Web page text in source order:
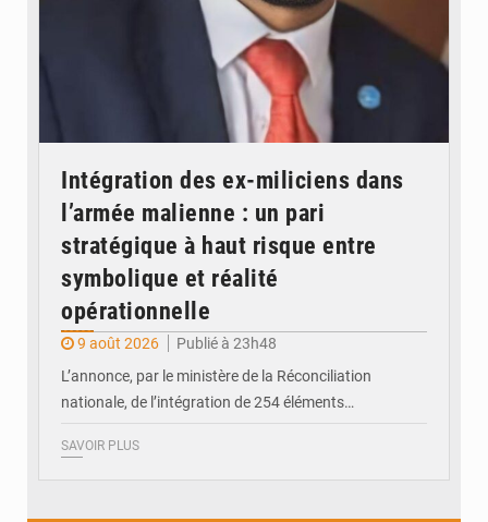
Intégration des ex-miliciens dans
l’armée malienne : un pari
stratégique à haut risque entre
symbolique et réalité
opérationnelle
9 août 2026
Publié à 23h48
L’annonce, par le ministère de la Réconciliation
nationale, de l’intégration de 254 éléments…
SAVOIR PLUS